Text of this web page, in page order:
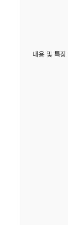
내용 및 특징